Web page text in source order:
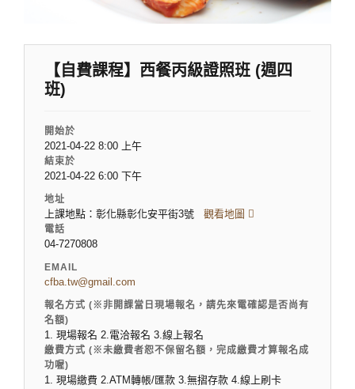
【自費課程】西餐丙級證照班 (週四
班)
開始於
2021-04-22 8:00 上午
結束於
2021-04-22 6:00 下午
地址
上課地點：彰化縣彰化安平街3號 觀看地圖
電話
04-7270808
EMAIL
cfba.tw@gmail.com
報名方式 (※非開課當日現場報名，請先來電確認是否尚有
名額)
1. 現場報名 2.電洽報名 3.線上報名
繳費方式 (※未繳費者恕不保留名額，完成繳費才算報名成
功喔)
1. 現場繳費 2.ATM轉帳/匯款 3.無摺存款 4.線上刷卡